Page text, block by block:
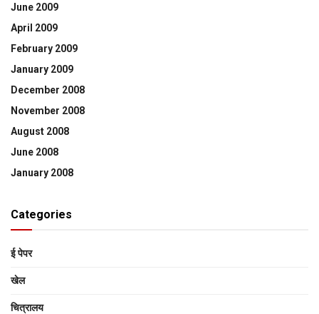
June 2009
April 2009
February 2009
January 2009
December 2008
November 2008
August 2008
June 2008
January 2008
Categories
ई पेपर
खेल
चित्रालय